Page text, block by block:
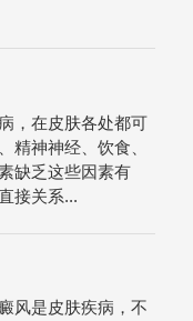
，在皮肤各处都可
精神神经、饮食、
缺乏这些因素有
接关系...
风是皮肤疾病，不